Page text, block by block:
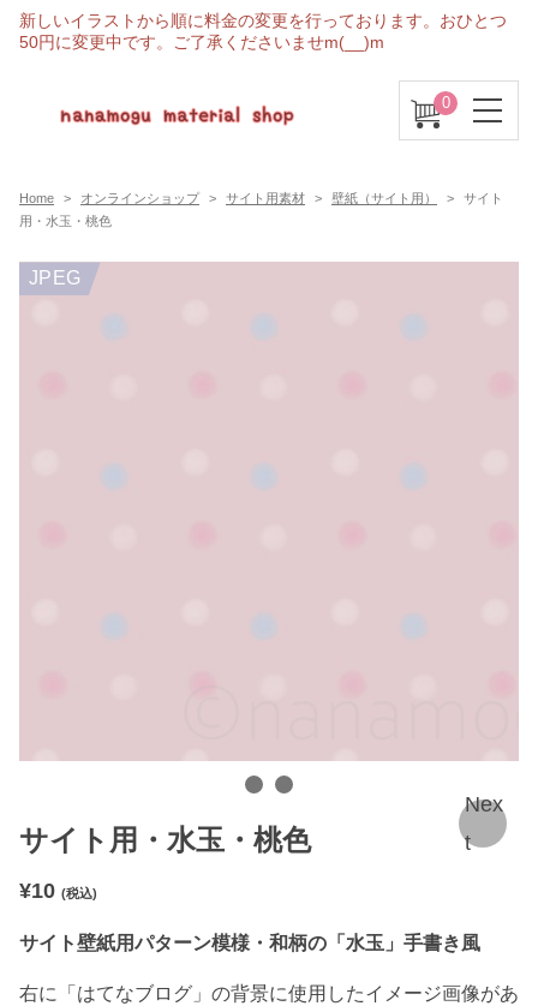
新しいイラストから順に料金の変更を行っております。おひとつ
50円に変更中です。ご了承くださいませm(__)m
0
Home オンラインショップ サイト用素材 壁紙（サイト用）
サイト
用・水玉・桃色
JPEG
Nex
t
サイト用・水玉・桃色
¥10 (税込)
サイト壁紙用パターン模様・和柄の「水玉」手書き風
右に「はてなブログ」の背景に使用したイメージ画像があ